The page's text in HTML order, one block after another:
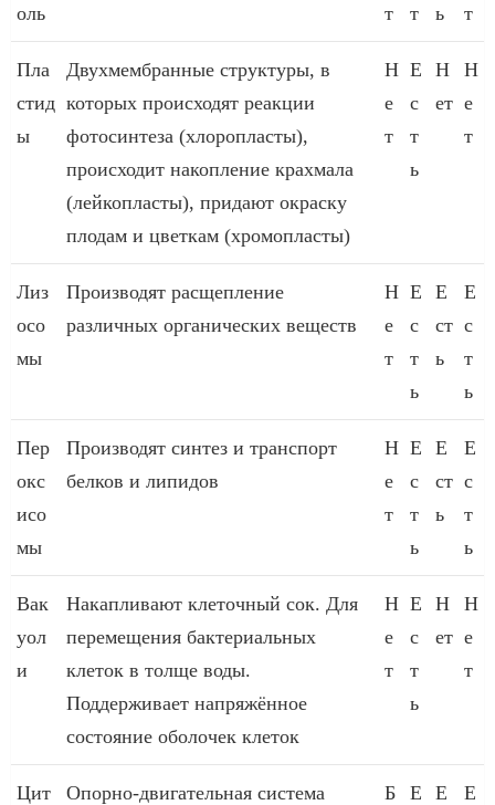
оль
т
т
ь
т
Пла
стид
ы
Двухмембранные структуры, в
которых происходят реакции
фотосинтеза (хлоропласты),
происходит накопление крахмала
(лейкопласты), придают окраску
плодам и цветкам (хромопласты)
Н
е
т
Е
с
т
ь
Н
ет
Н
е
т
Лиз
осо
мы
Производят расщепление
различных органических веществ
Н
е
т
Е
с
т
ь
Е
ст
ь
Е
с
т
ь
Пер
окс
исо
мы
Производят синтез и транспорт
белков и липидов
Н
е
т
Е
с
т
ь
Е
ст
ь
Е
с
т
ь
Вак
уол
и
Накапливают клеточный сок. Для
перемещения бактериальных
клеток в толще воды.
Поддерживает напряжённое
состояние оболочек клеток
Н
е
т
Е
с
т
ь
Н
ет
Н
е
т
Цит
Опорно-двигательная система
Б
Е
Е
Е